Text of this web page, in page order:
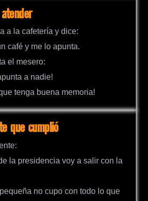
a la cafetería y dice:
café y me lo apunta.
el mesero:
a nadie!
tenga buena memoria!
que cumplió
la presidencia voy a salir con la
no cupo con todo lo que